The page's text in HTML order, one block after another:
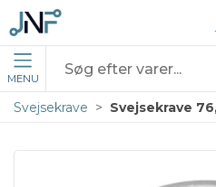
MENU
Svejsekrave Svejsekrave